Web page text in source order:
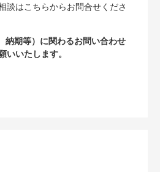
談はこちらからお問合せくださ
納期等）に関わるお問い合わせ
いいたします。